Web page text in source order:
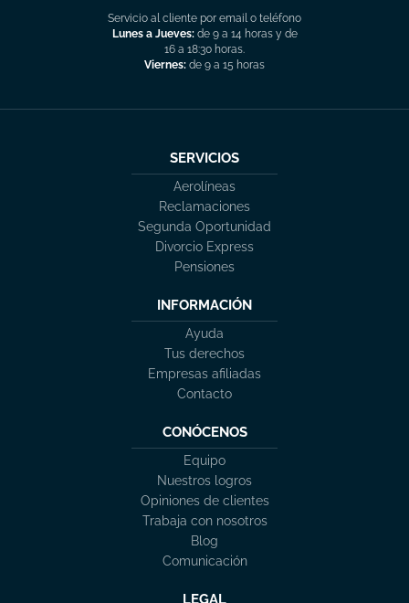
Servicio al cliente por email o teléfono
Lunes a Jueves:de 9 a 14 horas y de
16 a 18:30 horas.
Viernes: de 9 a 15 horas
SERVICIOS
Aerolíneas
Reclamaciones
Segunda Oportunidad
Divorcio Express
Pensiones
INFORMACIÓN
Ayuda
Tus derechos
Empresas afiliadas
Contacto
CONÓCENOS
Equipo
Nuestros logros
Opiniones de clientes
Trabaja con nosotros
Blog
Comunicación
LEGAL